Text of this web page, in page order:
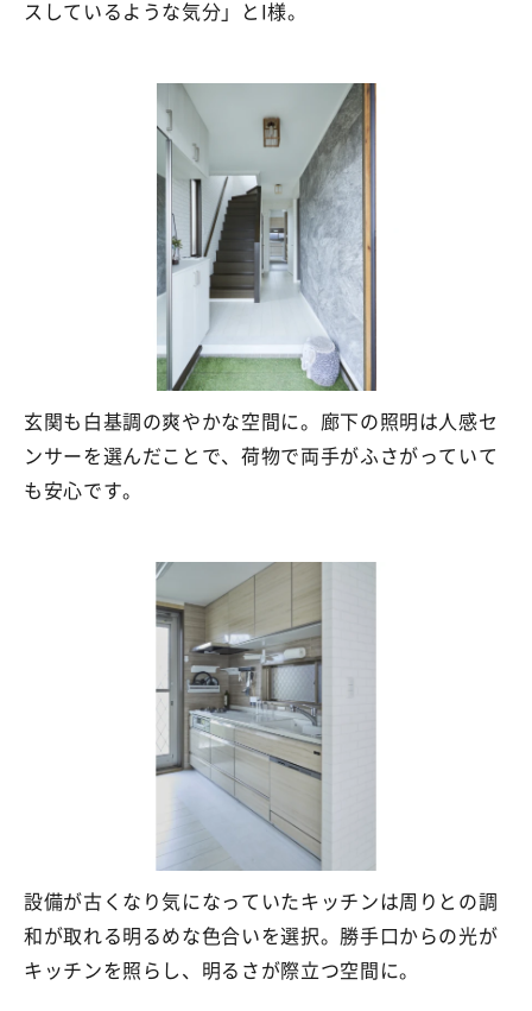
スしているような気分」と I様。
玄関も白基調の爽やかな空間に。廊下の照明は人感セ
ンサーを選んだことで、荷物で両手がふさがっていて
も安心です。
設備が古くなり気になっていたキッチンは周りとの調
和が取れる明るめな色合いを選択。勝手口からの光が
キッチンを照らし、明るさが際立つ空間に。